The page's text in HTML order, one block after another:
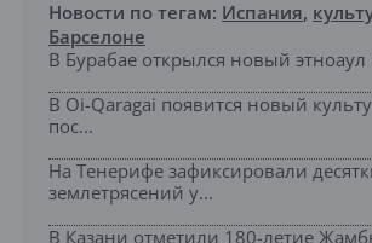
Новости по тегам: Испания,
Барселоне
В Бурабае открылся новый этноаул
В Oi-Qaragai появится новый
пос...
На Тенерифе зафиксировали
землетрясений у...
В Казани отметили 180-летие